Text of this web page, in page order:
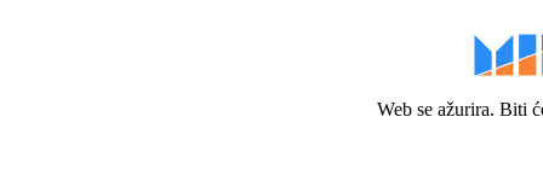
Web se ažurira. Biti